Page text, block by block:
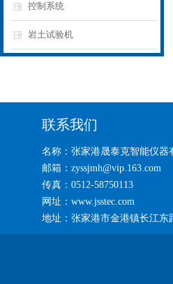
控制系统
岩土试验机
联系我们
名称：张家港晟泰克智能仪器
邮箱：zyssjmh@vip.163.com
传真：0512-58750113
网址：www.jsstec.com
地址：张家港市金港镇长江东